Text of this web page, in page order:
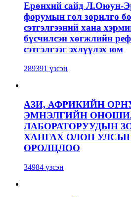
Ерөнхий сайд Л.Оюун-
форумын гол зорилго
сэтгэлгээний хана
бүсчилсэн хөгжлийн
сэтгэлгээг эхлүүлэх юм
289391 үзсэн
АЗИ, АФРИКИЙН
ЭМНЭЛГИЙН
ЛАБОРАТОРУУДЫН
ХАНГАХ ОЛОН
ОРОЛЦЛОО
34984 үзсэн